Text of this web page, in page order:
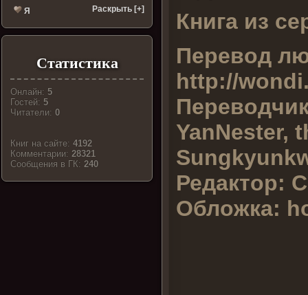
Я Раскрыть [+]
Статистика
Онлайн: 5
Гостей: 5
Читатели:0
Книг на сайте:4192
Комментарии:28321
Cообщения в ГК:240
Книга из
Перевод
http://
YanNester,
Редактор:
Обложка: